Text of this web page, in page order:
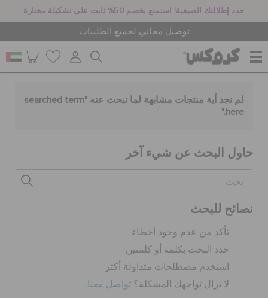
جدد إطلالتك الصيفية! استمتع بخصم 50% ثابت على تشكيلة مختارة
توصيل مجاني لجميع الطلبيات
للنساء
أطفال
كروكس لمكان العمل
لم نجد أية منتجات مشابهة لما تبحث عنه "searched term
here
."
حاول البحث عن شيء آخر
نصائح للبحث
تأكد من عدم وجود أخطاء
حدد البحث بكلمة أو كلمتين
استخدم مصطلحات متداولة أكثر
لا تزال تواجهك المشكلة؟ تواصل معنا.